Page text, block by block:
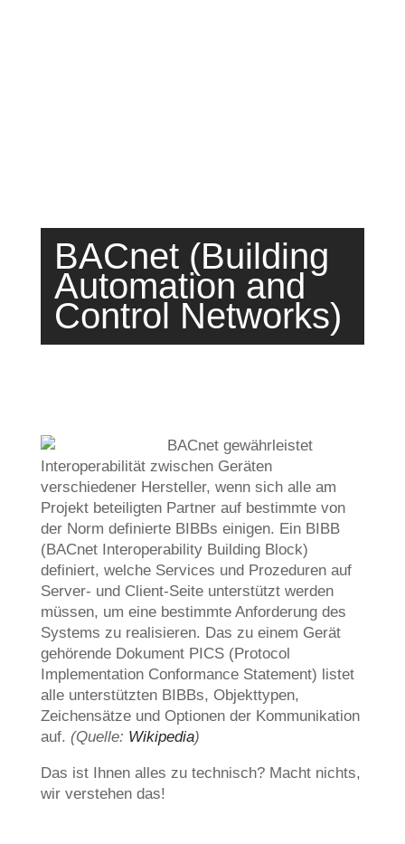
BACnet (Building
Automation and
Control Networks)
BACnet gewährleistet
Interoperabilität zwischen Geräten
verschiedener Hersteller, wenn sich alle am
Projekt beteiligten Partner auf bestimmte von
der Norm definierte BIBBs einigen. Ein BIBB
(BACnet Interoperability Building Block)
definiert, welche Services und Prozeduren auf
Server- und Client-Seite unterstützt werden
müssen, um eine bestimmte Anforderung des
Systems zu realisieren. Das zu einem Gerät
gehörende Dokument PICS (Protocol
Implementation Conformance Statement) listet
alle unterstützten BIBBs, Objekttypen,
Zeichensätze und Optionen der Kommunikation
auf. (Quelle: Wikipedia)
Das ist Ihnen alles zu technisch? Macht nichts,
wir verstehen das!